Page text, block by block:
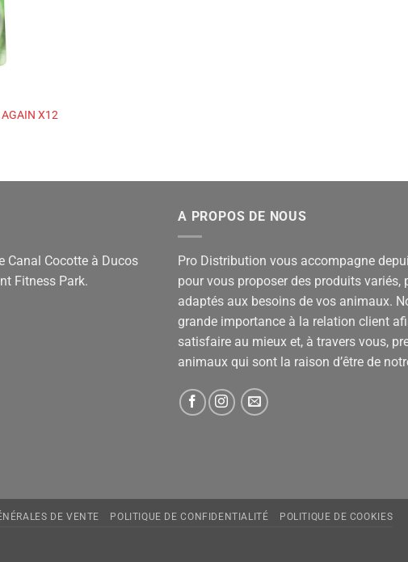
AGAIN X12
Canal Cocotte à Ducos
Fitness Park.
A PROPOS DE NOUS
Pro Distribution vous accompagne
pour vous proposer des produits variés,
adaptés aux besoins de vos animaux.
grande importance à la relation client
satisfaire au mieux et, à travers vous,
animaux qui sont la raison d’être de
DE VENTE POLITIQUE DE CONFIDENTIALITÉ POLITIQUE DE COOKIES